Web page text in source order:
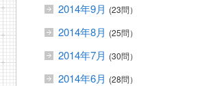
2014年9月 (23問）
2014年8月 (25問）
2014年7月 (30問）
2014年6月 (28問）